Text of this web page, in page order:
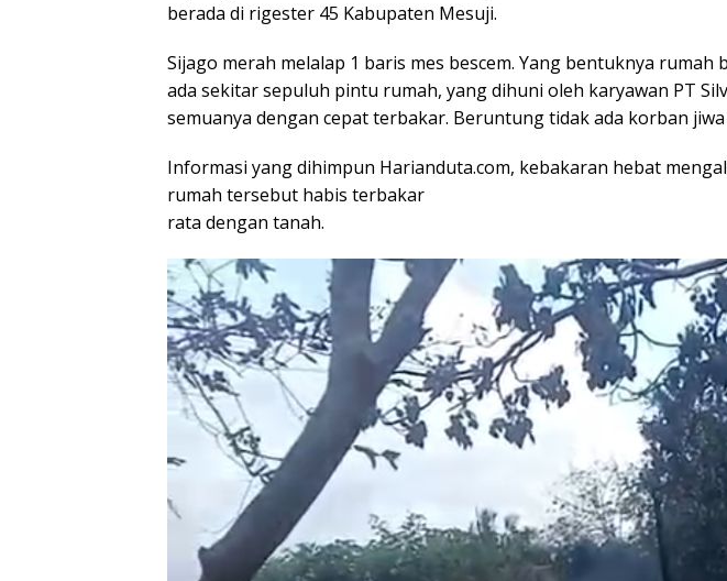
berada di rigester 45 Kabupaten Mesuji.
Sijago merah melalap 1 baris mes bescem. Yang bentuknya rumah
ada sekitar sepuluh pintu rumah, yang dihuni oleh karyawan PT
semuanya dengan cepat terbakar. Beruntung tidak ada korban
Informasi yang dihimpun Harianduta.com, kebakaran hebat
rumah tersebut habis terbakar
rata dengan tanah.